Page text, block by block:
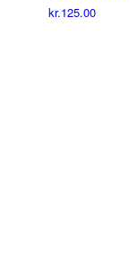
kr.125.00